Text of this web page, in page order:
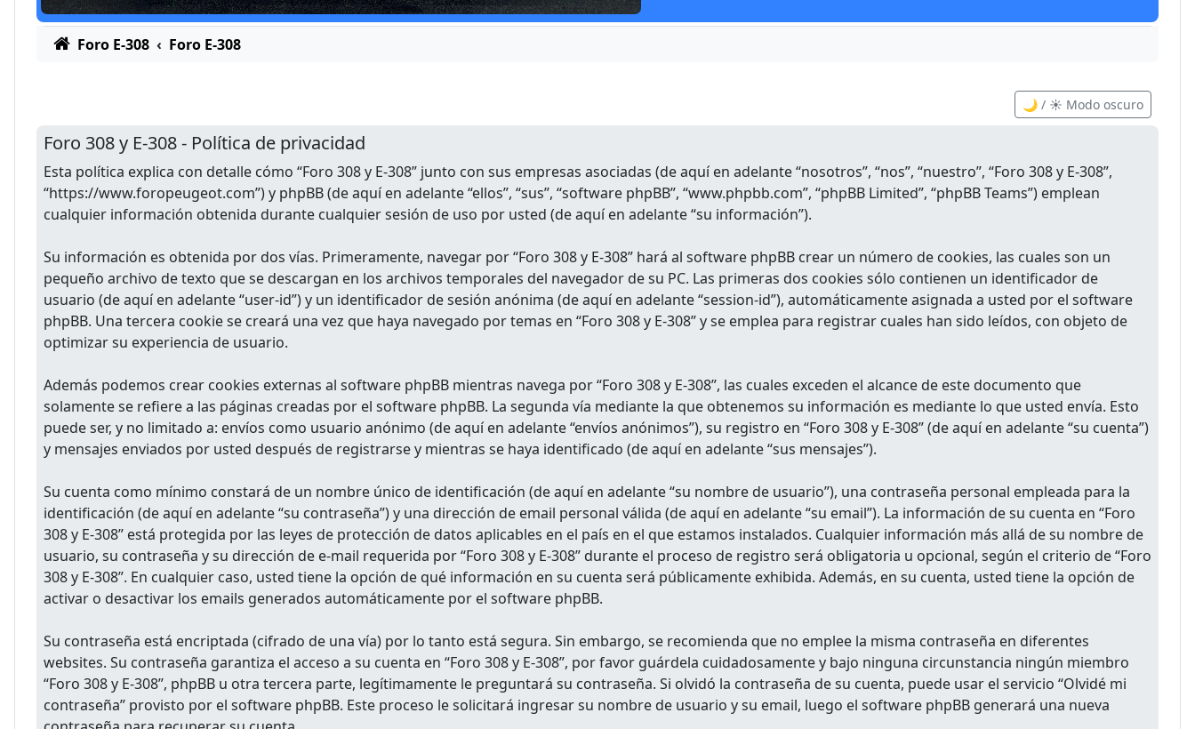
Foro E-308 Foro E-308
🌙 / ☀️ Modo oscuro
Foro 308 y E-308 - Política de privacidad
Esta política explica con detalle cómo “Foro 308 y E-308” junto con sus empresas asociadas (de aquí en adelante “nosotros”, “nos”, “nuestro”, “Foro 308 y E-308”,
“https://www.foropeugeot.com”) y phpBB (de aquí en adelante “ellos”, “sus”, “software phpBB”, “www.phpbb.com”, “phpBB Limited”, “phpBB Teams”) emplean
cualquier información obtenida durante cualquier sesión de uso por usted (de aquí en adelante “su información”).
Su información es obtenida por dos vías. Primeramente, navegar por “Foro 308 y E-308” hará al software phpBB crear un número de cookies, las cuales son un
pequeño archivo de texto que se descargan en los archivos temporales del navegador de su PC. Las primeras dos cookies sólo contienen un identificador de
usuario (de aquí en adelante “user-id”) y un identificador de sesión anónima (de aquí en adelante “session-id”), automáticamente asignada a usted por el software
phpBB. Una tercera cookie se creará una vez que haya navegado por temas en “Foro 308 y E-308” y se emplea para registrar cuales han sido leídos, con objeto de
optimizar su experiencia de usuario.
Además podemos crear cookies externas al software phpBB mientras navega por “Foro 308 y E-308”, las cuales exceden el alcance de este documento que
solamente se refiere a las páginas creadas por el software phpBB. La segunda vía mediante la que obtenemos su información es mediante lo que usted envía. Esto
puede ser, y no limitado a: envíos como usuario anónimo (de aquí en adelante “envíos anónimos”), su registro en “Foro 308 y E-308” (de aquí en adelante “su cuenta”)
y mensajes enviados por usted después de registrarse y mientras se haya identificado (de aquí en adelante “sus mensajes”).
Su cuenta como mínimo constará de un nombre único de identificación (de aquí en adelante “su nombre de usuario”), una contraseña personal empleada para la
identificación (de aquí en adelante “su contraseña”) y una dirección de email personal válida (de aquí en adelante “su email”). La información de su cuenta en “Foro
308 y E-308” está protegida por las leyes de protección de datos aplicables en el país en el que estamos instalados. Cualquier información más allá de su nombre de
usuario, su contraseña y su dirección de e-mail requerida por “Foro 308 y E-308” durante el proceso de registro será obligatoria u opcional, según el criterio de “Foro
308 y E-308”. En cualquier caso, usted tiene la opción de qué información en su cuenta será públicamente exhibida. Además, en su cuenta, usted tiene la opción de
activar o desactivar los emails generados automáticamente por el software phpBB.
Su contraseña está encriptada (cifrado de una vía) por lo tanto está segura. Sin embargo, se recomienda que no emplee la misma contraseña en diferentes
websites. Su contraseña garantiza el acceso a su cuenta en “Foro 308 y E-308”, por favor guárdela cuidadosamente y bajo ninguna circunstancia ningún miembro
“Foro 308 y E-308”, phpBB u otra tercera parte, legítimamente le preguntará su contraseña. Si olvidó la contraseña de su cuenta, puede usar el servicio “Olvidé mi
contraseña” provisto por el software phpBB. Este proceso le solicitará ingresar su nombre de usuario y su email, luego el software phpBB generará una nueva